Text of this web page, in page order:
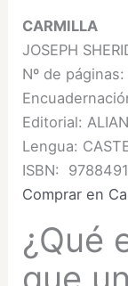
CARMILLA
JOSEPH
Nº de
Editorial:
Lengua:
ISBN:
Comprar en
¿Qué